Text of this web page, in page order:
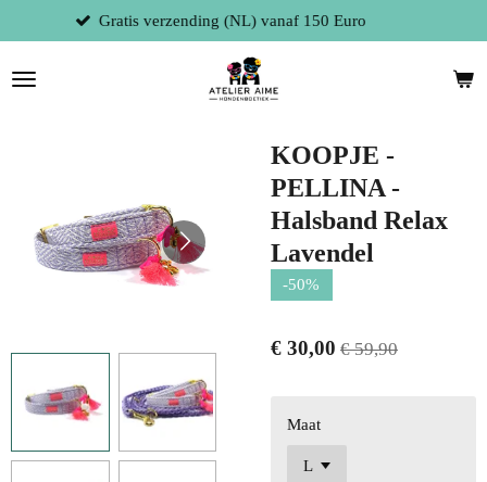
direct
naar
de
Fysieke winkel te 9300 Aalst
KOOPJE -
PELLINA -
Halsband Relax
Lavendel
-50%
€ 30,00 € 59,90
Maat